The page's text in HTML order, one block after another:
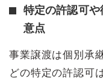
特定の許認可
意点
事業譲渡は個別承
どの特定の許認可